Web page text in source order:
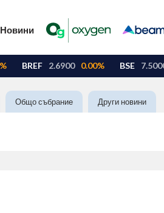
Новини
Общо събрание Други новини